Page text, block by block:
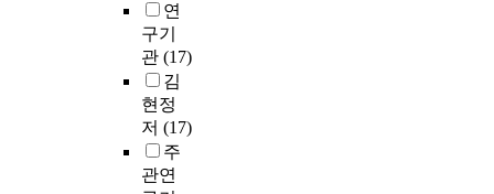
연
구기
관 (17)
김
현정
저 (17)
주
관연